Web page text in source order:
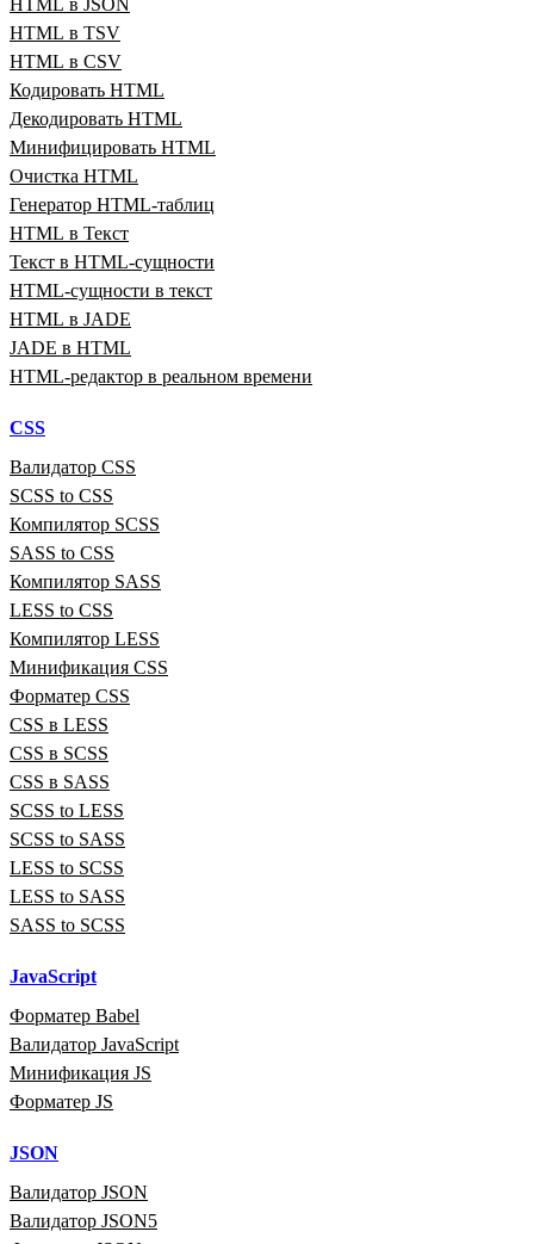
HTML в TSV
HTML в CSV
Кодировать HTML
Декодировать HTML
Минифицировать HTML
Очистка HTML
Генератор HTML‑таблиц
HTML в Текст
Текст в HTML‑сущности
HTML‑сущности в текст
HTML в JADE
JADE в HTML
HTML‑редактор в реальном времени
CSS
Валидатор CSS
SCSS to CSS
Компилятор SCSS
SASS to CSS
Компилятор SASS
LESS to CSS
Компилятор LESS
Минификация CSS
Форматер CSS
CSS в LESS
CSS в SCSS
CSS в SASS
SCSS to LESS
SCSS to SASS
LESS to SCSS
LESS to SASS
SASS to SCSS
JavaScript
Форматер Babel
Валидатор JavaScript
Минификация JS
Форматер JS
JSON
Валидатор JSON
Валидатор JSON5